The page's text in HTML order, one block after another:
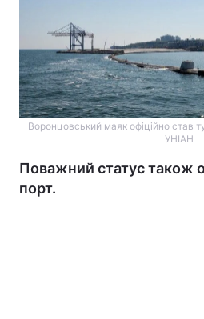
Воронцовський маяк офіційно став
УНІАН
Поважний статус також
порт.